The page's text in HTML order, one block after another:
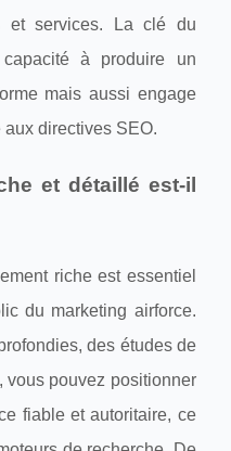
et services. La clé du
à produire un
mais aussi engage
aux directives SEO.
et détaillé est-il
riche est essentiel
du marketing airforce.
des études de
vous pouvez positionner
fiable et autoritaire, ce